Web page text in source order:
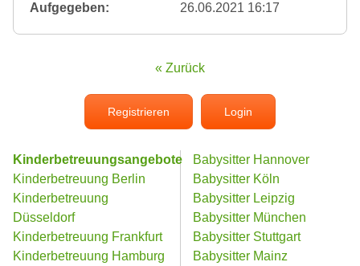
Aufgegeben:
26.06.2021 16:17
« Zurück
Registrieren Login
Kinderbetreuungsangebote
Kinderbetreuung Berlin
Kinderbetreuung
Düsseldorf
Kinderbetreuung Frankfurt
Kinderbetreuung Hamburg
Babysitter Hannover
Babysitter Köln
Babysitter Leipzig
Babysitter München
Babysitter Stuttgart
Babysitter Mainz